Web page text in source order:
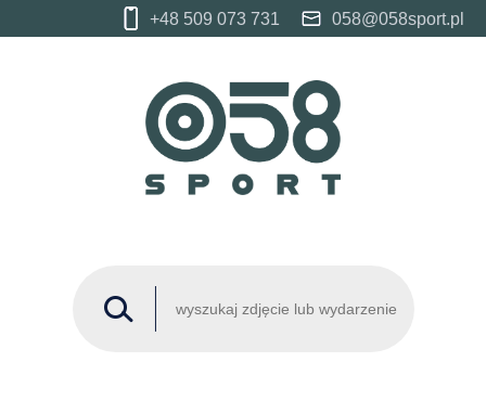
+48 509 073 731 058@058sport.pl